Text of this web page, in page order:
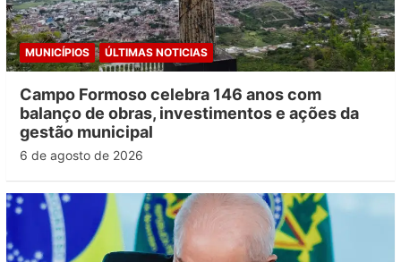
MUNICÍPIOS ÚLTIMAS NOTICIAS
Campo Formoso celebra 146 anos com
balanço de obras, investimentos e ações da
gestão municipal
6 de agosto de 2026